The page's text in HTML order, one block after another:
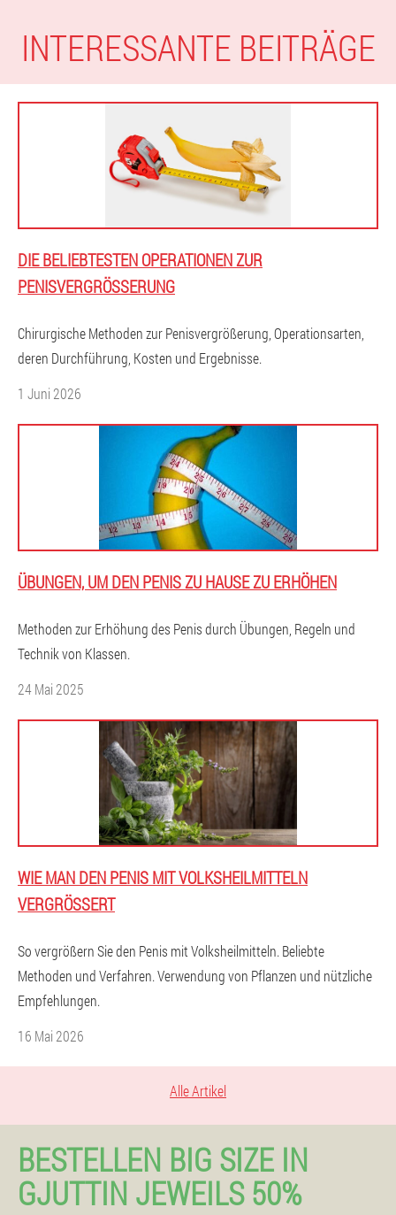
INTERESSANTE BEITRÄGE
DIE BELIEBTESTEN OPERATIONEN ZUR
PENISVERGRÖSSERUNG
Chirurgische Methoden zur Penisvergrößerung, Operationsarten,
deren Durchführung, Kosten und Ergebnisse.
1 Juni 2026
ÜBUNGEN, UM DEN PENIS ZU HAUSE ZU ERHÖHEN
Methoden zur Erhöhung des Penis durch Übungen, Regeln und
Technik von Klassen.
24 Mai 2025
WIE MAN DEN PENIS MIT VOLKSHEILMITTELN
VERGRÖSSERT
So vergrößern Sie den Penis mit Volksheilmitteln. Beliebte
Methoden und Verfahren. Verwendung von Pflanzen und nützliche
Empfehlungen.
16 Mai 2026
Alle Artikel
BESTELLEN BIG SIZE IN
GJUTTIN JEWEILS 50%